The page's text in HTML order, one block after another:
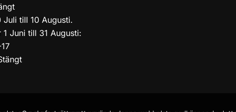
Juli till 10 Augusti.
Juni till 31 Augusti: